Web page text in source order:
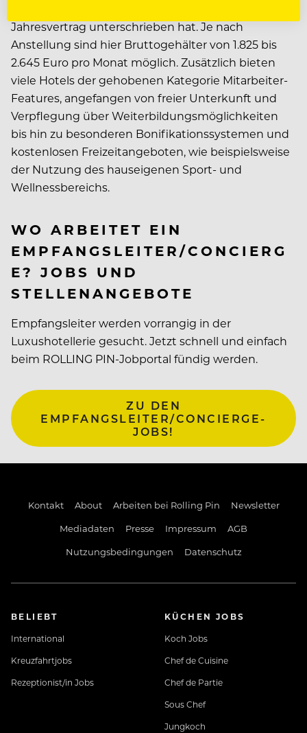
Jahresvertrag unterschrieben hat. Je nach
Anstellung sind hier Bruttogehälter von 1.825 bis
2.645 Euro pro Monat möglich. Zusätzlich bieten
viele Hotels der gehobenen Kategorie Mitarbeiter-
Features, angefangen von freier Unterkunft und
Verpflegung über Weiterbildungsmöglichkeiten
bis hin zu besonderen Bonifikationssystemen und
kostenlosen Freizeitangeboten, wie beispielsweise
der Nutzung des hauseigenen Sport- und
Wellnessbereichs.
WO ARBEITET EIN
EMPFANGSLEITER/CONCIERG
E? JOBS UND
STELLENANGEBOTE
Empfangsleiter werden vorrangig in der
Luxushotellerie gesucht. Jetzt schnell und einfach
beim ROLLING PIN-Jobportal fündig werden.
ZU DEN
EMPFANGSLEITER/CONCIERGE-
JOBS!
Kontakt About Arbeiten bei Rolling Pin
Newsletter
Mediadaten
Presse Impressum
AGB
Nutzungsbedingungen
Datenschutz
BELIEBT
International
Kreuzfahrtjobs
Rezeptionist/in Jobs
KÜCHEN JOBS
Koch Jobs
Chef de Cuisine
Chef de Partie
Sous Chef
Jungkoch